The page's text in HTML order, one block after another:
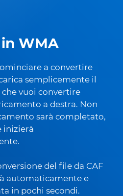
in WMA
a convertire
semplicemente il
vuoi convertire
a destra. Non
sarà completato,
inizierà
del file da CAF
automaticamente e
in pochi secondi.